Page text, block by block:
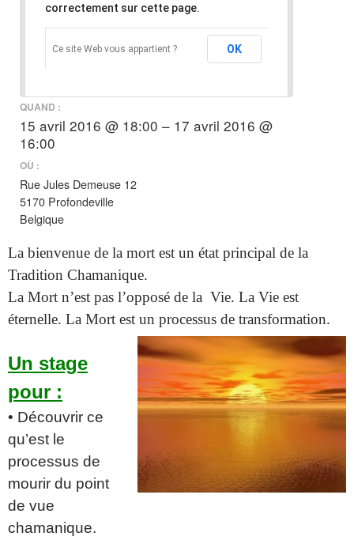
correctement sur cette page.
Ce site Web vous appartient ? OK
QUAND :
15 avril 2016 @ 18:00 – 17 avril 2016 @
16:00
OÙ :
Rue Jules Demeuse 12
5170 Profondeville
Belgique
La bienvenue de la mort est un état principal de la
Tradition Chamanique.
La Mort n’est pas l’opposé de la Vie. La Vie est
éternelle. La Mort est un processus de transformation.
Un stage
pour :
• Découvrir ce
qu’est le
processus de
mourir du point
de vue
chamanique.